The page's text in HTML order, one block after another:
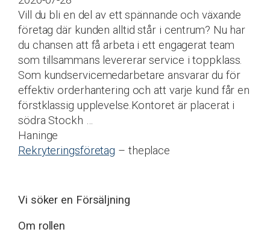
Vill du bli en del av ett spännande och växande
företag där kunden alltid står i centrum? Nu har
du chansen att få arbeta i ett engagerat team
som tillsammans levererar service i toppklass.
Som kundservicemedarbetare ansvarar du för
effektiv orderhantering och att varje kund får en
förstklassig upplevelse.Kontoret är placerat i
södra Stockh …
Haninge
Rekryteringsföretag – theplace
Vi söker en Försäljning
Om rollen